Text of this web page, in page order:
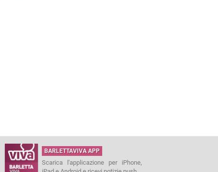
BARLETTAVIVA APP
Scarica l'applicazione per iPhone,